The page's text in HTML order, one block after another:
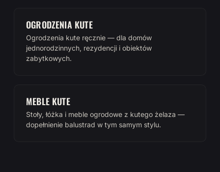
OGRODZENIA KUTE
Ogrodzenia kute ręcznie — dla domów
jednorodzinnych, rezydencji i obiektów
zabytkowych.
MEBLE KUTE
Stoły, łóżka i meble ogrodowe z kutego żelaza —
dopełnienie balustrad w tym samym stylu.